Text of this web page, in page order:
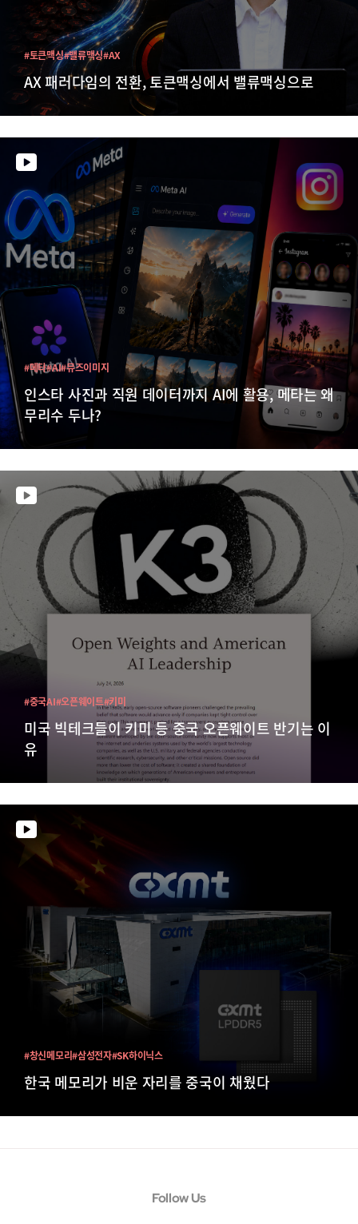
AX 패러다임의 전환, 토큰맥싱에서 밸류맥싱으로
#토큰맥싱#밸류맥싱#AX
인스타 사진과 직원 데이터까지 AI에 활용, 메타는 왜
무리수 두나?
#메타#AI#뮤즈이미지
미국 빅테크들이 키미 등 중국 오픈웨이트 반기는 이
유
#중국AI#오픈웨이트#키미
한국 메모리가 비운 자리를 중국이 채웠다
#창신메모리#삼성전자#SK하이닉스
Follow Us